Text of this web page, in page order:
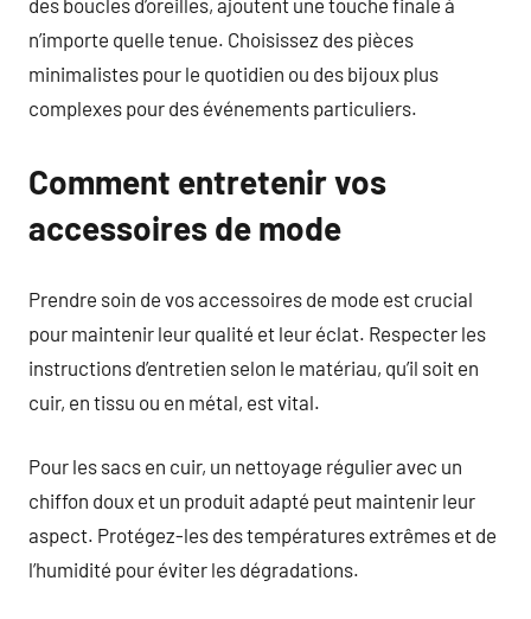
des boucles d’oreilles, ajoutent une touche finale à
n’importe quelle tenue. Choisissez des pièces
minimalistes pour le quotidien ou des bijoux plus
complexes pour des événements particuliers.
Comment entretenir vos
accessoires de mode
Prendre soin de vos accessoires de mode est crucial
pour maintenir leur qualité et leur éclat. Respecter les
instructions d’entretien selon le matériau, qu’il soit en
cuir, en tissu ou en métal, est vital.
Pour les sacs en cuir, un nettoyage régulier avec un
chiffon doux et un produit adapté peut maintenir leur
aspect. Protégez-les des températures extrêmes et de
l’humidité pour éviter les dégradations.